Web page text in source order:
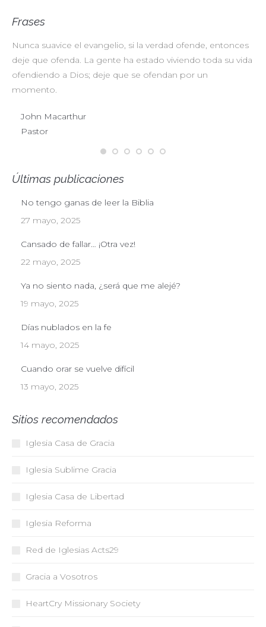
Frases
Nunca suavice el evangelio, si la verdad ofende, entonces
deje que ofenda. La gente ha estado viviendo toda su vida
ofendiendo a Dios; deje que se ofendan por un
momento.
John Macarthur
Pastor
Últimas publicaciones
No tengo ganas de leer la Biblia
27 mayo, 2025
Cansado de fallar… ¡Otra vez!
22 mayo, 2025
Ya no siento nada, ¿será que me alejé?
19 mayo, 2025
Días nublados en la fe
14 mayo, 2025
Cuando orar se vuelve difícil
13 mayo, 2025
Sitios recomendados
Iglesia Casa de Gracia
Iglesia Sublime Gracia
Iglesia Casa de Libertad
Iglesia Reforma
Red de Iglesias Acts29
Gracia a Vosotros
HeartCry Missionary Society